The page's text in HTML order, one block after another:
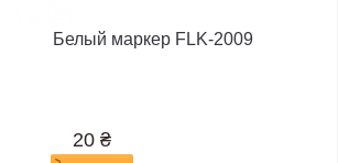
Белый маркер FLK-2009
20 ₴